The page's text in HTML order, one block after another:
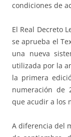
condiciones de
El Real Decreto
se aprueba el
una nueva
utilizada por la
la primera
numeración de
que acudir a los
A diferencia del